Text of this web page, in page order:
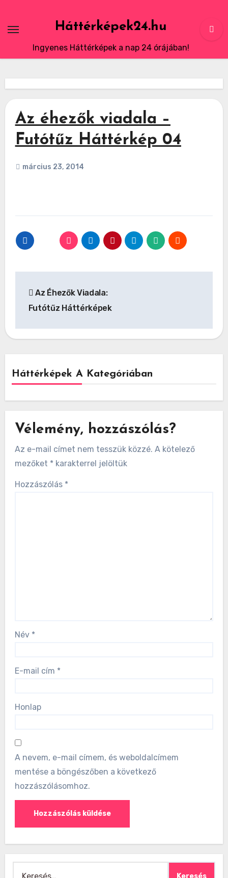
content
Háttérképek24.hu
Ingyenes Háttérképek a nap 24 órájában!
Az éhezők viadala –
Futótűz Háttérkép 04
március 23, 2014
navigáció
Az Éhezők Viadala:
Futótűz Háttérképek
Háttérképek A Kategóriában
Vélemény, hozzászólás?
Az e-mail címet nem tesszük közzé. A kötelező
mezőket * karakterrel jelöltük
Hozzászólás *
Név *
E-mail cím *
Honlap
A nevem, e-mail címem, és weboldalcímem
mentése a böngészőben a következő
hozzászólásomhoz.